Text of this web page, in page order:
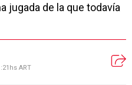
jugada de la que todavía
ART